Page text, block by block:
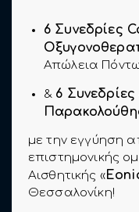
6 Συνεδρίες
Απώλεια
& 6
με την εγγύηση
επιστημονικής
Αισθητικής «
Θεσσαλονίκη!